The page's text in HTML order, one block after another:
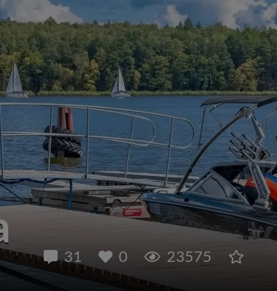
31 0 23575